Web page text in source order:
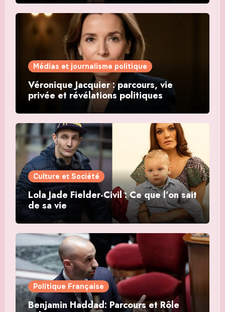
Médias et journalisme politique
Véronique Jacquier : parcours, vie
privée et révélations politiques
Culture et Société
Lola Jade Fielder-Civil : Ce que l’on sait
de sa vie
Politique Française
Benjamin Haddad: Parcours et Rôle